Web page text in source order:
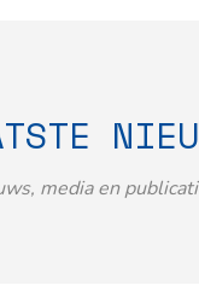
media en